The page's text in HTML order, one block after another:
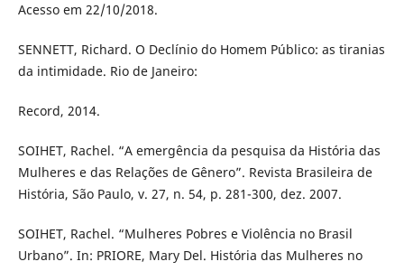
Acesso em 22/10/2018.
SENNETT, Richard. O Declínio do Homem Público: as tiranias
da intimidade. Rio de Janeiro:
Record, 2014.
SOIHET, Rachel. “A emergência da pesquisa da História das
Mulheres e das Relações de Gênero”. Revista Brasileira de
História, São Paulo, v. 27, n. 54, p. 281-300, dez. 2007.
SOIHET, Rachel. “Mulheres Pobres e Violência no Brasil
Urbano”. In: PRIORE, Mary Del. História das Mulheres no